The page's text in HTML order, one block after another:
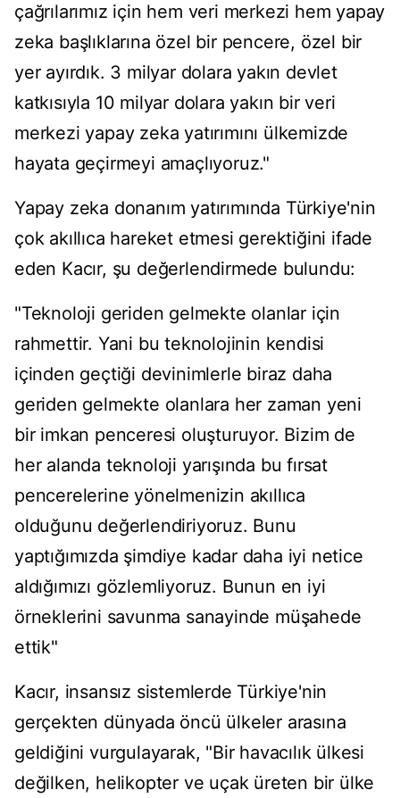
çağrılarımız için hem veri merkezi hem yapay
zeka başlıklarına özel bir pencere, özel bir
yer ayırdık. 3 milyar dolara yakın devlet
katkısıyla 10 milyar dolara yakın bir veri
merkezi yapay zeka yatırımını ülkemizde
hayata geçirmeyi amaçlıyoruz."
Yapay zeka donanım yatırımında Türkiye'nin
çok akıllıca hareket etmesi gerektiğini ifade
eden Kacır, şu değerlendirmede bulundu:
"Teknoloji geriden gelmekte olanlar için
rahmettir. Yani bu teknolojinin kendisi
içinden geçtiği devinimlerle biraz daha
geriden gelmekte olanlara her zaman yeni
bir imkan penceresi oluşturuyor. Bizim de
her alanda teknoloji yarışında bu fırsat
pencerelerine yönelmenizin akıllıca
olduğunu değerlendiriyoruz. Bunu
yaptığımızda şimdiye kadar daha iyi netice
aldığımızı gözlemliyoruz. Bunun en iyi
örneklerini savunma sanayinde müşahede
ettik"
Kacır, insansız sistemlerde Türkiye'nin
gerçekten dünyada öncü ülkeler arasına
geldiğini vurgulayarak, "Bir havacılık ülkesi
değilken, helikopter ve uçak üreten bir ülke